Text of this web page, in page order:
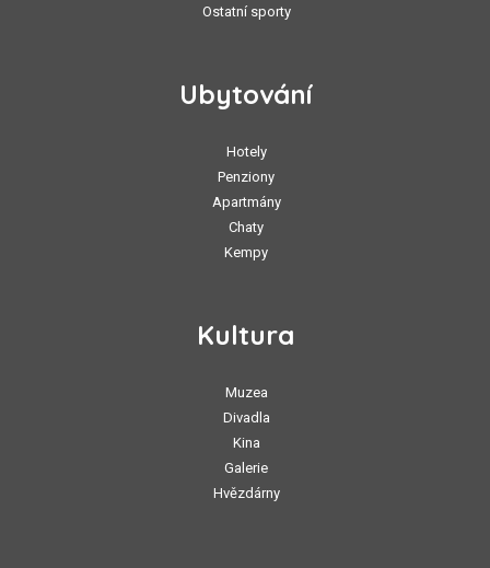
Ostatní sporty
Ubytování
Hotely
Penziony
Apartmány
Chaty
Kempy
Kultura
Muzea
Divadla
Kina
Galerie
Hvězdárny